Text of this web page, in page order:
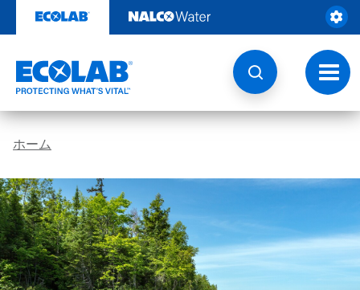
テ
る
ト
グ
ル
ナ
ョ
ホーム